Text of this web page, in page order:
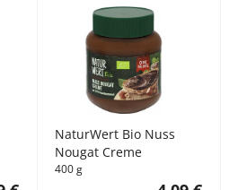
NaturWert Bio Nuss
Nougat Creme
400 g